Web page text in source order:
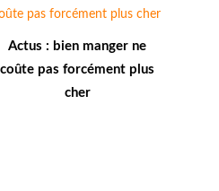
Actus : bien manger ne
coûte pas forcément plus
cher